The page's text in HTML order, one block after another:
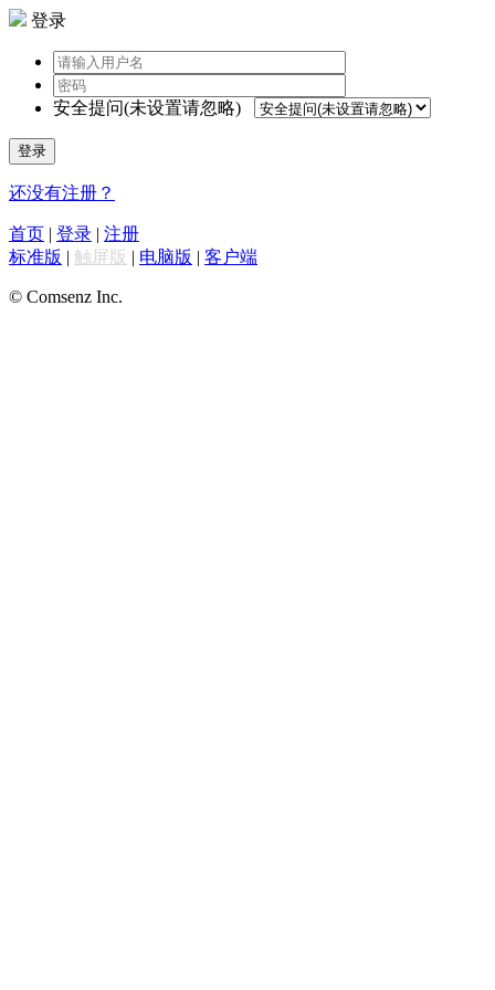
登录
安全提问(未设置请忽略)
登录
还没有注册？
首页 | 登录 | 注册
标准版 | 触屏版 | 电脑版 | 客户端
© Comsenz Inc.